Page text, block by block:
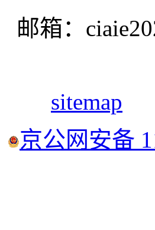
邮箱：
sitemap
京公网安备